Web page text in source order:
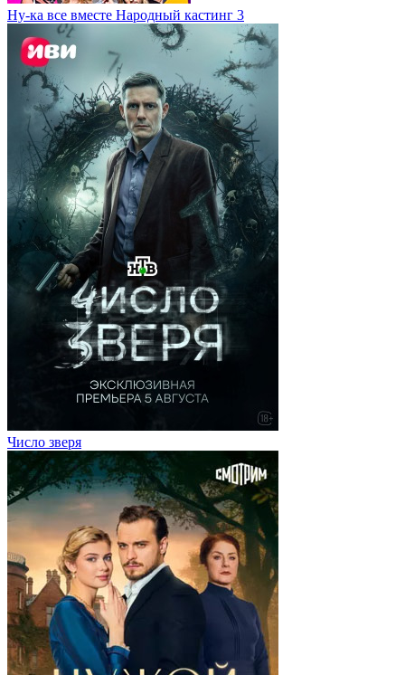
Ну-ка все вместе Народный кастинг 3
Число зверя